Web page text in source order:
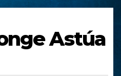
Astúa